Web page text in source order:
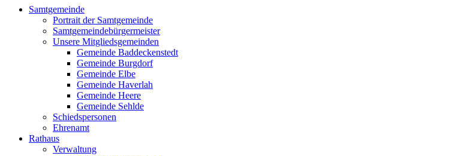
Samtgemeinde
Portrait der Samtgemeinde
Samtgemeindebürgermeister
Unsere Mitgliedsgemeinden
Gemeinde Baddeckenstedt
Gemeinde Burgdorf
Gemeinde Elbe
Gemeinde Haverlah
Gemeinde Heere
Gemeinde Sehlde
Schiedspersonen
Ehrenamt
Rathaus
Verwaltung